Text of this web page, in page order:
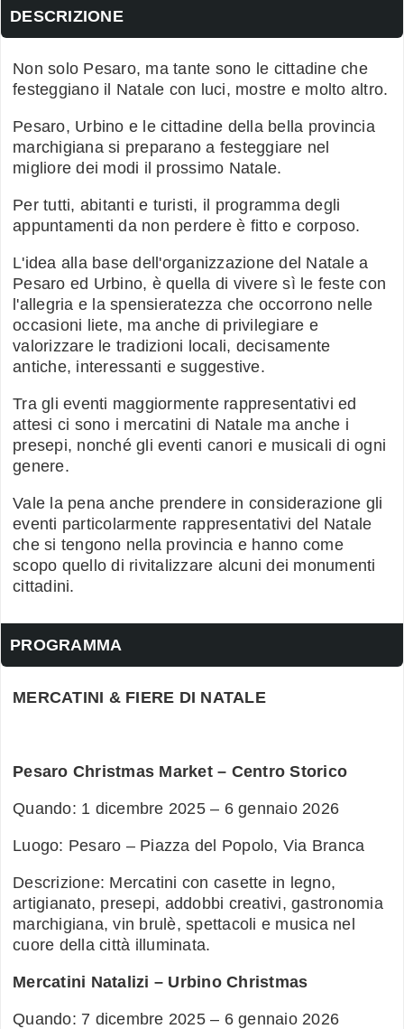
DESCRIZIONE
Non solo Pesaro, ma tante sono le cittadine che
festeggiano il Natale con luci, mostre e molto altro.
Pesaro, Urbino e le cittadine della bella provincia
marchigiana si preparano a festeggiare nel
migliore dei modi il prossimo Natale.
Per tutti, abitanti e turisti, il programma degli
appuntamenti da non perdere è fitto e corposo.
L'idea alla base dell'organizzazione del Natale a
Pesaro ed Urbino, è quella di vivere sì le feste con
l'allegria e la spensieratezza che occorrono nelle
occasioni liete, ma anche di privilegiare e
valorizzare le tradizioni locali, decisamente
antiche, interessanti e suggestive.
Tra gli eventi maggiormente rappresentativi ed
attesi ci sono i mercatini di Natale ma anche i
presepi, nonché gli eventi canori e musicali di ogni
genere.
Vale la pena anche prendere in considerazione gli
eventi particolarmente rappresentativi del Natale
che si tengono nella provincia e hanno come
scopo quello di rivitalizzare alcuni dei monumenti
cittadini.
PROGRAMMA
MERCATINI & FIERE DI NATALE
Pesaro Christmas Market – Centro Storico
Quando: 1 dicembre 2025 – 6 gennaio 2026
Luogo: Pesaro – Piazza del Popolo, Via Branca
Descrizione: Mercatini con casette in legno,
artigianato, presepi, addobbi creativi, gastronomia
marchigiana, vin brulè, spettacoli e musica nel
cuore della città illuminata.
Mercatini Natalizi – Urbino Christmas
Quando: 7 dicembre 2025 – 6 gennaio 2026